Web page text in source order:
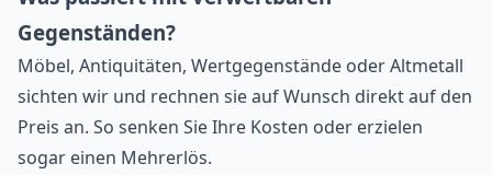
Gegenständen?
Möbel, Antiquitäten, Wertgegenstände oder Altmetall
sichten wir und rechnen sie auf Wunsch direkt auf den
Preis an. So senken Sie Ihre Kosten oder erzielen
sogar einen Mehrerlös.